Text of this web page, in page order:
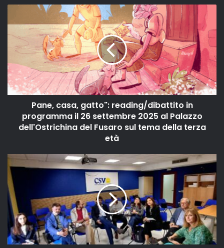
Pane, casa, gatto": reading/dibattito in
programma il 26 settembre 2025 al Palazzo
dell'Ostrichina del Fusaro sul tema della terza
età